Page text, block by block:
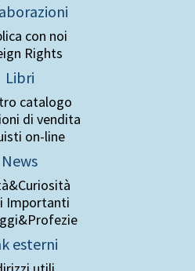
con noi
Rights
Libri
catalogo
di vendita
on-line
News
Importanti
esterni